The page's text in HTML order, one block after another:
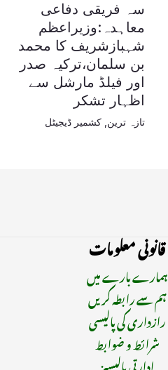
سہ فریقی دفاعی
معاہدہ:وزیراعظم
شہبازشریف کا محمد
بن سلمان،ترکیہ صدر
اور فیلڈ مارشل سے
اظہار تشکر
تازہ ترین کشمیر ڈیجیٹل
قانونی معلومات
ہمارے بارے میں
ہم سے رابطہ کریں
رازداری کی پالیسی
شرائط و ضوابط